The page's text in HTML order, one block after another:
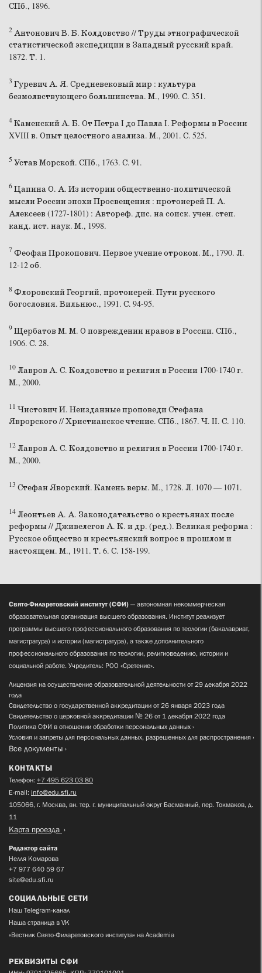
СПб., 1896.
2 Антонович В. Б. Колдовство // Труды этнографической
статистической экспедиции в Западный русский край.
1872. Т. 1.
3 Гуревич А. Я. Средневековый мир : культура
безмолвствующего большинства. М., 1990. С. 351.
4 Каменский А. Б. От Петра I до Павла I. Реформы в России
XVIII в. Опыт целостного анализа. М., 2001. С. 525.
5 Устав Морской. СПб., 1763. С. 91.
6 Цапина О. А. Из истории общественно-политической
мысли России эпохи Просвещения : протоиерей П. А.
Алексеев (1727-1801) : Автореф. дис. на соиск. учен. степ.
канд. ист. наук. М., 1998.
7 Феофан Прокопович. Первое учение отроком. М., 1790. Л.
12-12 об.
8 Флоровский Георгий, протоиерей. Пути русского
богословия. Вильнюс., 1991. С. 94-95.
9 Щербатов М. М. О повреждении нравов в России. СПб.,
1906. С. 28.
10 Лавров А. С. Колдовство и религия в России 1700-1740 г.
М., 2000.
11 Чистович И. Неизданные проповеди Стефана
Яврорского // Христианское чтение. СПб., 1867. Ч. II. С. 110.
12 Лавров А. С. Колдовство и религия в России 1700-1740 г.
М., 2000.
13 Стефан Яворский. Камень веры. М., 1728. Л. 1070 — 1071.
14 Леонтьев А. А. Законодательство о крестьянах после
реформы // Дживелегов А. К. и др. (ред.). Великая реформа :
Русское общество и крестьянский вопрос в прошлом и
настоящем. М., 1911. Т. 6. С. 158-199.
Свято-Филаретовский институт (СФИ) — автономная некоммерческая
образовательная организация высшего образования. Институт реализует
программы высшего профессионального образования по теологии (бакалавриат,
магистратура) и истории (магистратура), а также дополнительного
профессионального образования по теологии, религиоведению, истории и
социальной работе. Учредитель: РОО «Сретение».
Лицензия на осуществление образовательной деятельности от 29 декабря 2022
года
Свидетельство о государственной аккредитации от 26 января 2023 года
Свидетельство о церковной аккредитации № 26 от 1 декабря 2022 года
Политика СФИ в отношении обработки персональных данных
Условия и запреты для персональных данных, разрешенных для распространения
Все документы
КОНТАКТЫ
Телефон: +7 495 623 03 80
E-mail: info@edu.sfi.ru
105066, г. Москва, вн. тер. г. муниципальный округ Басманный, пер. Токмаков, д.
11
Карта проезда
Редактор сайта
Нелля Комарова
+7 977 640 59 67
site@edu.sfi.ru
СОЦИАЛЬНЫЕ СЕТИ
Наш Telegram-канал
Наша страница в VK
«Вестник Свято-Филаретовского института» на Academia
РЕКВИЗИТЫ СФИ